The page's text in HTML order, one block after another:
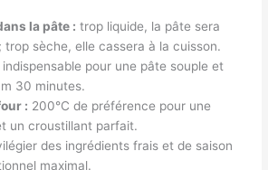
la pâte : trop liquide, la pâte sera
sèche, elle cassera à la cuisson.
indispensable pour une pâte souple et
30 minutes.
: 200°C de préférence pour une
un croustillant parfait.
des ingrédients frais et de saison
maximal.